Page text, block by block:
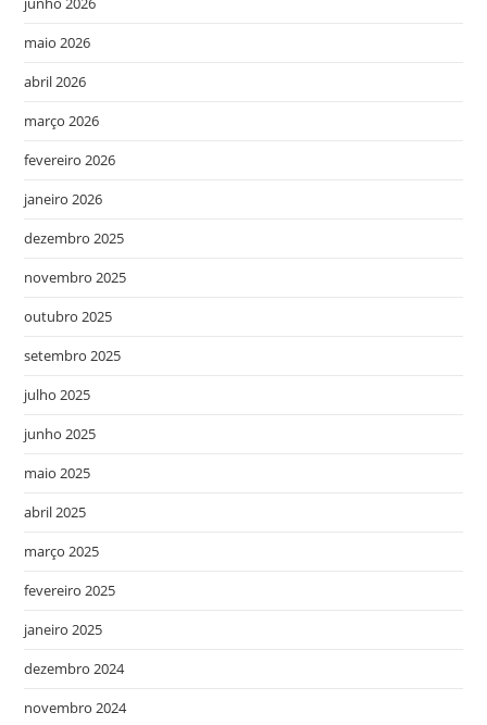
maio 2026
abril 2026
março 2026
fevereiro 2026
janeiro 2026
dezembro 2025
novembro 2025
outubro 2025
setembro 2025
julho 2025
junho 2025
maio 2025
abril 2025
março 2025
fevereiro 2025
janeiro 2025
dezembro 2024
novembro 2024